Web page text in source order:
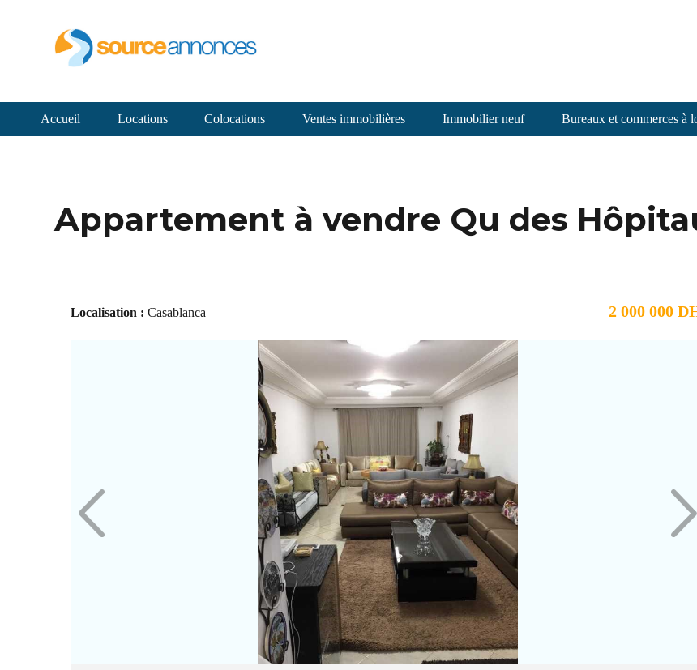
Accueil Locations Colocations Ventes immobilières Immobilier neuf Bureaux et commerces à
Appartement à vendre Qu des
Localisation : Casablanca 2 000 000